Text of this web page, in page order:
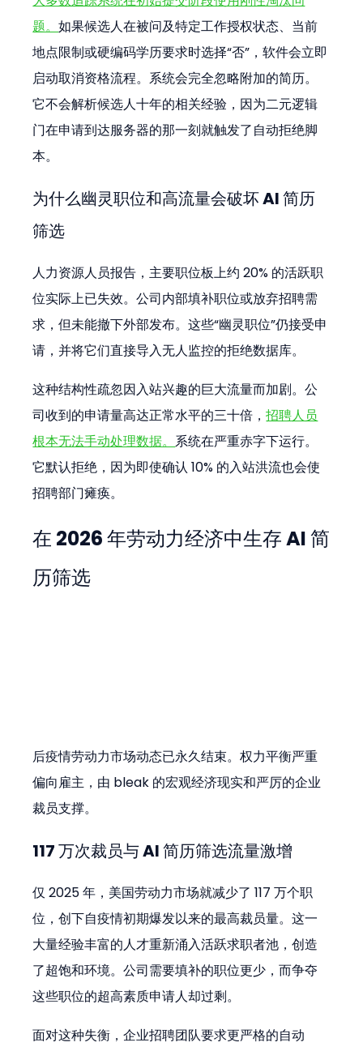
题。如果候选人在被问及特定工作授权状态、当前
地点限制或硬编码学历要求时选择“否”，软件会立即
启动取消资格流程。系统会完全忽略附加的简历。
它不会解析候选人十年的相关经验，因为二元逻辑
门在申请到达服务器的那一刻就触发了自动拒绝脚
本。
为什么幽灵职位和高流量会破坏 AI 简历
筛选
人力资源人员报告，主要职位板上约 20% 的活跃职
位实际上已失效。公司内部填补职位或放弃招聘需
求，但未能撤下外部发布。这些“幽灵职位”仍接受申
请，并将它们直接导入无人监控的拒绝数据库。
这种结构性疏忽因入站兴趣的巨大流量而加剧。公
司收到的申请量高达正常水平的三十倍，招聘人员
根本无法手动处理数据。系统在严重赤字下运行。
它默认拒绝，因为即使确认 10% 的入站洪流也会使
招聘部门瘫痪。
在 2026 年劳动力经济中生存 AI 简
历筛选
后疫情劳动力市场动态已永久结束。权力平衡严重
偏向雇主，由 bleak 的宏观经济现实和严厉的企业
裁员支撑。
117 万次裁员与 AI 简历筛选流量激增
仅 2025 年，美国劳动力市场就减少了 117 万个职
位，创下自疫情初期爆发以来的最高裁员量。这一
大量经验丰富的人才重新涌入活跃求职者池，创造
了超饱和环境。公司需要填补的职位更少，而争夺
这些职位的超高素质申请人却过剩。
面对这种失衡，企业招聘团队要求更严格的自动